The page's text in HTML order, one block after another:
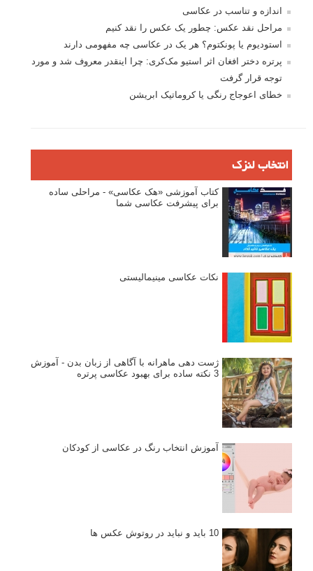
اندازه و تناسب در عکاسی
مراحل نقد عکس: چطور یک عکس را نقد کنیم
استودیوم یا پونکتوم؟ هر یک در عکاسی چه مفهومی دارند
پرتره دختر افغان اثر استیو مک‌کری: چرا اینقدر معروف شد و مورد
توجه قرار گرفت
خطای اعوجاج رنگی یا کروماتیک ابریشن
انتخاب لنزک
کتاب آموزشی «هک عکاسی» - مراحلی ساده
برای پیشرفت عکاسی شما
نکات عکاسی مینیمالیستی
ژست دهی ماهرانه با آگاهی از زبان بدن - آموزش
3 نکته ساده برای بهبود عکاسی پرتره
آموزش انتخاب رنگ در عکاسی از کودکان
10 باید و نباید در روتوش عکس ها